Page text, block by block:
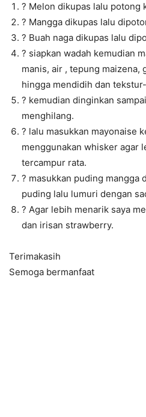
? Melon dikupas lalu potong
? Mangga dikupas lalu
? Buah naga dikupas lalu
? siapkan wadah kemudian
manis, air , tepung maizena,
hingga mendidih dan
? kemudian dinginkan
menghilang.
? lalu masukkan mayonaise
menggunakan whisker agar
tercampur rata.
? masukkan puding mangga
puding lalu lumuri dengan
? Agar lebih menarik saya
dan irisan strawberry.
Terimakasih
Semoga bermanfaat